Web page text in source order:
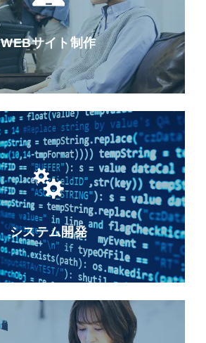
WEBサイト制作
システム開発